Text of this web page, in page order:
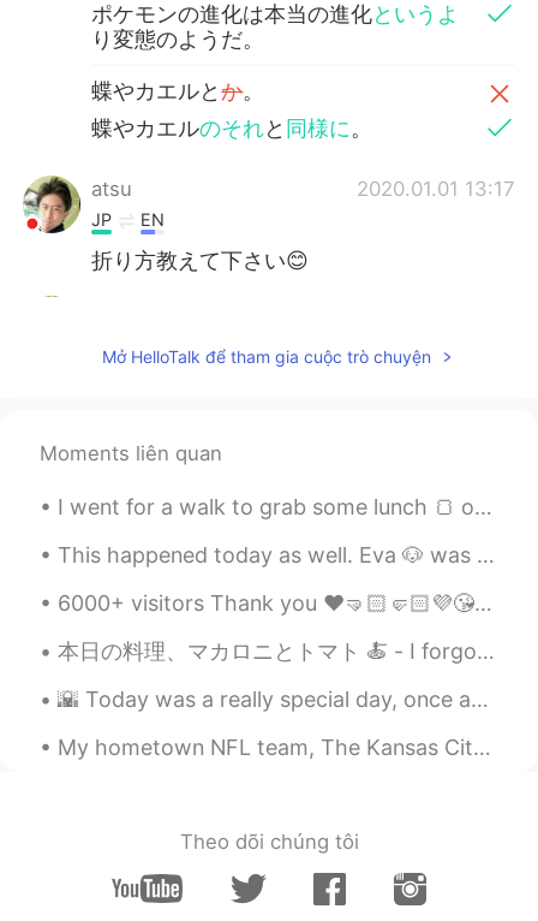
ポケモンの進化は本当の進化というよ
り変態のようだ。
蝶やカエルとか。
蝶やカエルのそれと 同様に。
atsu 2020.01.01 13:17
JP EN
折り方教えて下さい😊
Mở HelloTalk để tham gia cuộc trò chuyện
Moments liên quan
I went for a walk to grab some lunch 🍞 of course I found some flowers along the way. The wind w...
This happened today as well. Eva 🐶 was feeling down so I went and got her a new toy 🦥 She is feel...
6000+ visitors Thank you ❤️🤜🏻🤛🏻💜😘👍🏻✌🏻⭐ 기본적으로 한국인은 아시아의 말보로 남자 다. 😎😁😂😉❤️✌🏻 시간, 잠시 멈춰주세요. | Tim...
本日の料理、マカロニとトマト 🍝 - I forgot to include onions and realized it after I had done cooking 🙃. But st...
🌇 Today was a really special day, once again I got the chance to workout outside and take my came...
My hometown NFL team, The Kansas City Chiefs, won the playoff game today, took some pictures ...
Theo dõi chúng tôi